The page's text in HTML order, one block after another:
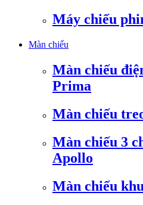
Máy chiếu
Màn chiếu
Màn chiếu
Prima
Màn chiếu
Màn chiếu 3
Apollo
Màn chiếu